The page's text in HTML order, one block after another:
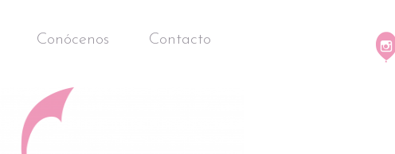
Conócenos Contacto